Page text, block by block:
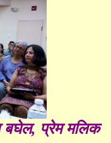
बघेल, प्रेम मलिक